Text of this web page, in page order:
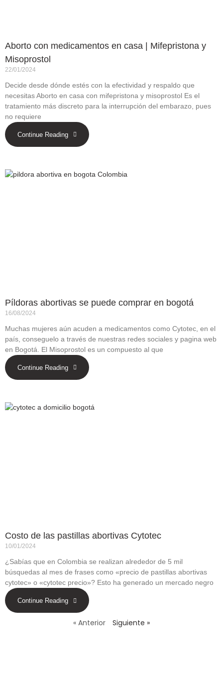
Aborto con medicamentos en casa | Mifepristona y
Misoprostol
22/01/2024
Decide desde dónde estés con la efectividad y respaldo que
necesitas Aborto en casa con mifepristona y misoprostol Es el
tratamiento más discreto para la interrupción del embarazo, pues
no requiere
Continue Reading
Píldoras abortivas se puede comprar en bogotá
16/08/2024
Muchas mujeres aún acuden a medicamentos como Cytotec, en el
país, conseguelo a través de nuestras redes sociales y pagina web
en Bogotá. El Misoprostol es un compuesto al que
Continue Reading
Costo de las pastillas abortivas Cytotec
10/01/2024
¿Sabías que en Colombia se realizan alrededor de 5 mil
búsquedas al mes de frases como «precio de pastillas abortivas
cytotec» o «cytotec precio»? Esto ha generado un mercado negro
Continue Reading
« Anterior Siguiente »